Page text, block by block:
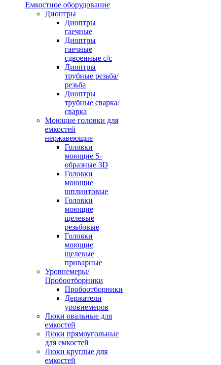
Емкостное оборудование
Диоптры
Диоптры
гаечные
Диоптры
гаечные
сдвоенные c/c
Диоптры
трубные резьба/
резьба
Диоптры
трубные сварка/
сварка
Моющие головки для
емкостей
нержавеющие
Головки
моющие S-
образные 3D
Головки
моющие
шплинтовые
Головки
моющие
щелевые
резьбовые
Головки
моющие
щелевые
приварные
Уровнемеры/
Пробоотборники
Пробоотборники
Держатели
уровнемеров
Люки овальные для
емкостей
Люки прямоугольные
для емкостей
Люки круглые для
емкостей